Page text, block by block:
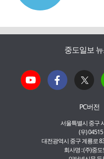
중도일보
PC버전
서울특별시 중구
(우)
대전광역시 중구 계룡로
회사명 : (주)중